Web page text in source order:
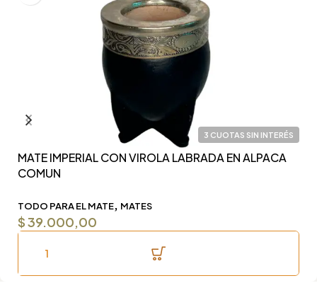
3 CUOTAS SIN INTERÉS
MATE IMPERIAL CON VIROLA LABRADA EN ALPACA
COMUN
TODO PARA EL MATE, MATES
$39.000,00